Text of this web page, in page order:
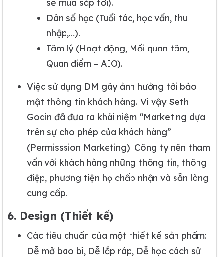
sẽ mua sắp tới).
Dân số học (Tuổi tác, học vấn, thu
nhập,…).
Tâm lý (Hoạt động, Mối quan tâm,
Quan điểm – AIO).
Việc sử dụng DM gây ảnh hưởng tới bảo
mật thông tin khách hàng. Vì vậy Seth
Godin đã đưa ra khái niệm “Marketing dựa
trên sự cho phép của khách hàng”
(Permisssion Marketing). Công ty nên tham
vấn với khách hàng những thông tin, thông
điệp, phương tiện họ chấp nhận và sẵn lòng
cung cấp.
6. Design (Thiết kế)
Các tiêu chuẩn của một thiết kế sản phẩm:
Dễ mở bao bì, Dễ lắp ráp, Dễ học cách sử